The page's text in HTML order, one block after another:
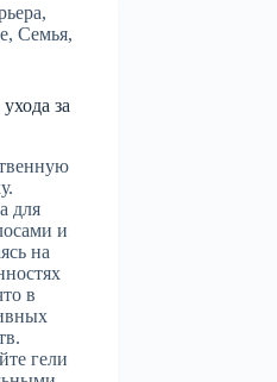
,
,Семья,
за
для
и
на
в
гели